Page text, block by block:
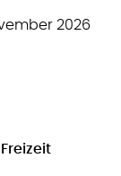
2026
Freizeit